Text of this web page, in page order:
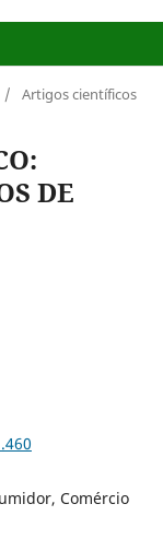
/ Artigos científicos
DE
Comércio